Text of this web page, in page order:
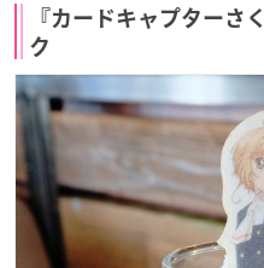
『カードキャプターさ
ク